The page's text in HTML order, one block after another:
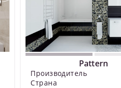
Pattern
Производитель
Страна